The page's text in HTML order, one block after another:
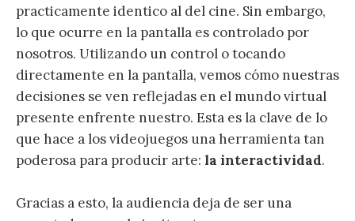
practicamente identico al del cine. Sin embargo,
lo que ocurre en la pantalla es controlado por
nosotros. Utilizando un control o tocando
directamente en la pantalla, vemos cómo nuestras
decisiones se ven reflejadas en el mundo virtual
presente enfrente nuestro. Esta es la clave de lo
que hace a los videojuegos una herramienta tan
poderosa para producir arte: la interactividad.
Gracias a esto, la audiencia deja de ser una